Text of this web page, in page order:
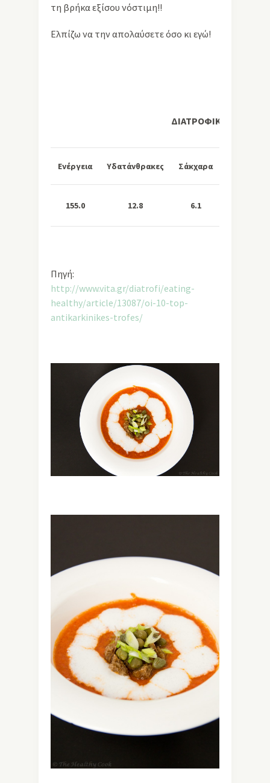
τη βρήκα εξίσου νόστιμη!!
Ελπίζω να την απολαύσετε όσο κι εγώ!
ΔΙΑΤΡΟΦΙΚΗ ΑΞΙΑ
Ενέργεια Υδατάνθρακες Σάκχαρα
155.0 12.8 6.1
Πηγή:
http://www.vita.gr/diatrofi/eating-
healthy/article/13087/oi-10-top-
antikarkinikes-trofes/